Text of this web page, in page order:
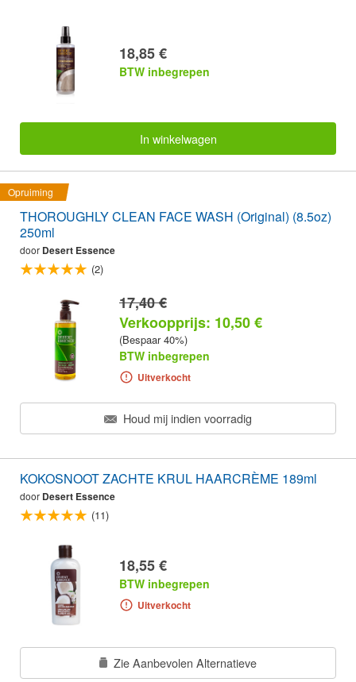
18,85 €
BTW inbegrepen
In winkelwagen
Opruiming
THOROUGHLY CLEAN FACE WASH (Original) (8.5oz)
250ml
door Desert Essence
(2)
17,40 €
Verkoopprijs: 10,50 €
(Bespaar 40%)
BTW inbegrepen
Uitverkocht
Houd mij indien voorradig
KOKOSNOOT ZACHTE KRUL HAARCRÈME 189ml
door Desert Essence
(11)
18,55 €
BTW inbegrepen
Uitverkocht
Zie Aanbevolen Alternatieve